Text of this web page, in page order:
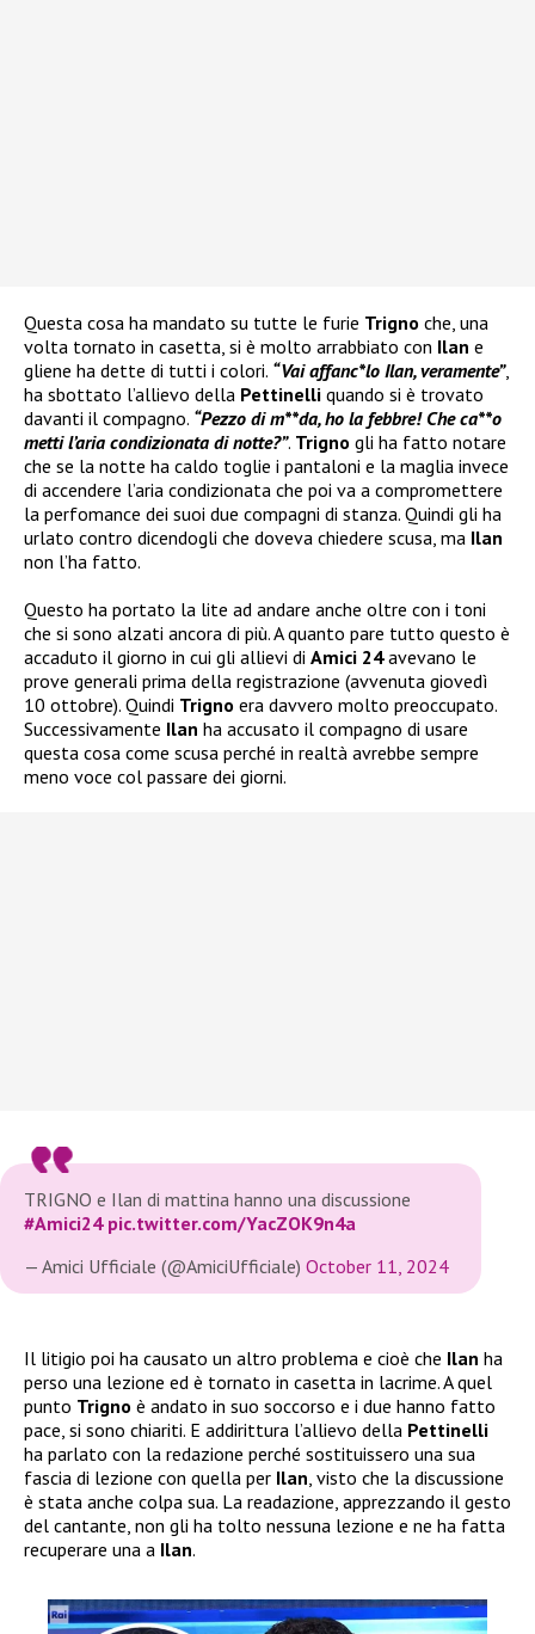
Questa cosa ha mandato su tutte le furie Trigno che, una
volta tornato in casetta, si è molto arrabbiato con Ilan e
gliene ha dette di tutti i colori. “Vai affanc*lo Ilan, veramente”,
ha sbottato l’allievo della Pettinelli quando si è trovato
davanti il compagno. “Pezzo di m**da, ho la febbre! Che ca**o
metti l’aria condizionata di notte?”. Trigno gli ha fatto notare
che se la notte ha caldo toglie i pantaloni e la maglia invece
di accendere l’aria condizionata che poi va a compromettere
la perfomance dei suoi due compagni di stanza. Quindi gli ha
urlato contro dicendogli che doveva chiedere scusa, ma Ilan
non l’ha fatto.
Questo ha portato la lite ad andare anche oltre con i toni
che si sono alzati ancora di più. A quanto pare tutto questo è
accaduto il giorno in cui gli allievi di Amici 24avevano le
prove generali prima della registrazione (avvenuta giovedì
10 ottobre). Quindi Trigno era davvero molto preoccupato.
Successivamente Ilan ha accusato il compagno di usare
questa cosa come scusa perché in realtà avrebbe sempre
meno voce col passare dei giorni.
TRIGNO e Ilan di mattina hanno una discussione
#Amici24 pic.twitter.com/YacZOK9n4a
— Amici Ufficiale (@AmiciUfficiale) October 11, 2024
Il litigio poi ha causato un altro problema e cioè che Ilan ha
perso una lezione ed è tornato in casetta in lacrime. A quel
punto Trigno è andato in suo soccorso e i due hanno fatto
pace, si sono chiariti. E addirittura l’allievo della Pettinelli
ha parlato con la redazione perché sostituissero una sua
fascia di lezione con quella per Ilan, visto che la discussione
è stata anche colpa sua. La readazione, apprezzando il gesto
del cantante, non gli ha tolto nessuna lezione e ne ha fatta
recuperare una a Ilan.